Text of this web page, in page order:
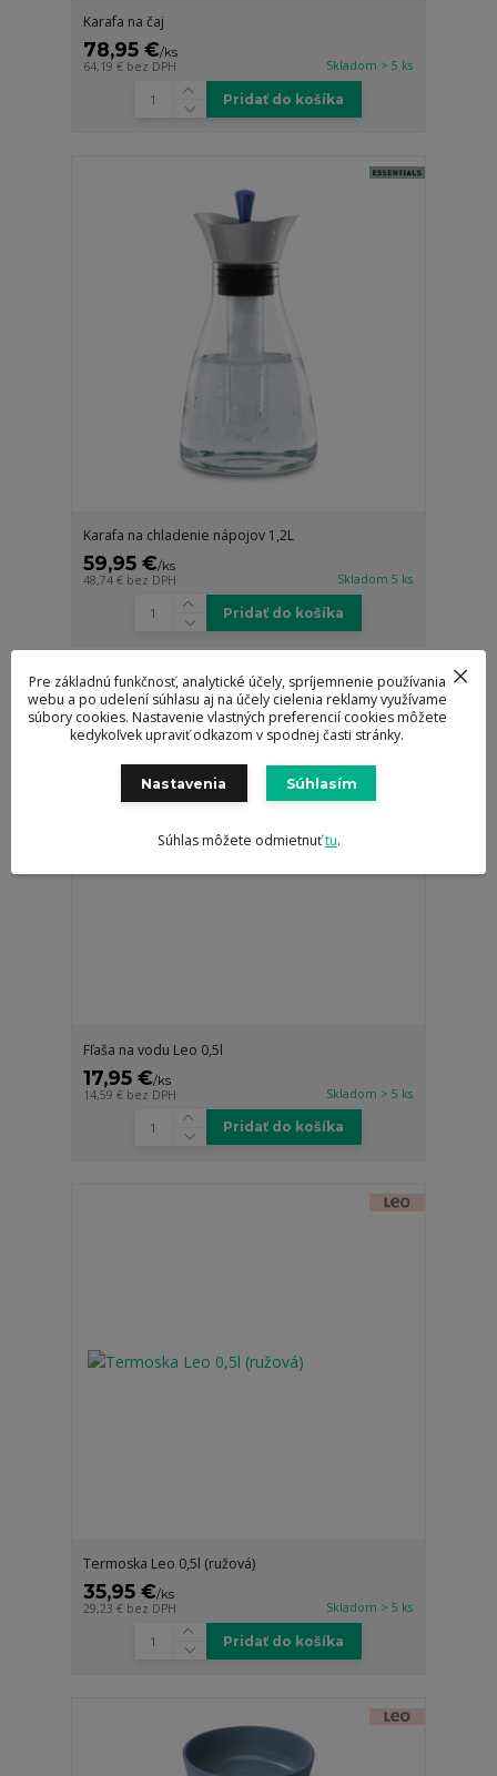
Karafa na čaj
78,95 €/ks
64,19 € bez DPH Skladom > 5 ks
Pridať do košíka
Karafa na chladenie nápojov 1,2L
59,95 €/ks
48,74 € bez DPH Skladom 5 ks
Pridať do košíka
Fľaša na vodu Leo 0,5l
17,95 €/ks
14,59 € bez DPH Skladom > 5 ks
Pridať do košíka
Termoska Leo 0,5l (ružová)
35,95 €/ks
29,23 € bez DPH Skladom > 5 ks
Pridať do košíka
Pre základnú funkčnosť, analytické účely, spríjemnenie používania
webu a po udelení súhlasu aj na účely cielenia reklamy využívame
súbory cookies. Nastavenie vlastných preferencií cookies môžete
kedykoľvek upraviť odkazom v spodnej časti stránky.
Nastavenia Súhlasím
Súhlas môžete odmietnuťtu.